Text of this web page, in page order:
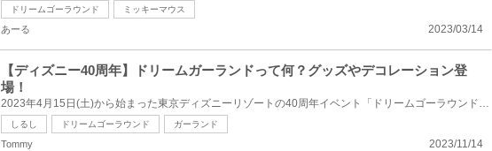
ドリームゴーラウンド ミッキーマウス
2023/03/14
あーる
【ディズニー40周年】ドリームガーランドって何？グッズやデコレーション登
場！
2023年4月15日(土)から始まった東京ディズニーリゾートの40周年イベント「ドリームゴーラウンド」で、40...
しるし ドリームゴーラウンド ガーランド
2023/11/14
Tommy